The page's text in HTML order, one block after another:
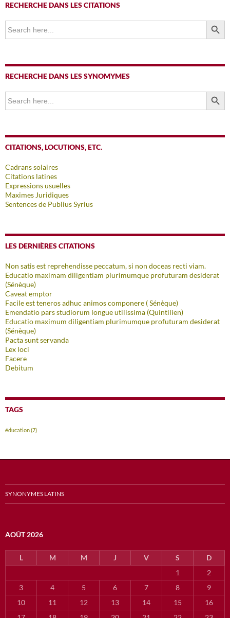
RECHERCHE DANS LES CITATIONS
Search
for:
SEARCH
RECHERCHE DANS LES SYNOMYMES
Search
for:
SEARCH
CITATIONS, LOCUTIONS, ETC.
Cadrans solaires
Citations latines
Expressions usuelles
Maximes Juridiques
Sentences de Publius Syrius
LES DERNIÈRES CITATIONS
Non satis est reprehendisse peccatum, si non doceas recti viam.
Educatio maximam diligentiam plurimumque profuturam desiderat
(Sénèque)
Caveat emptor
Facile est teneros adhuc animos componere ( Sénèque)
Emendatio pars studiorum longue utilissima (Quintilien)
Educatio maximum diligentiam plurimumque profuturam desiderat
(Sénèque)
Pacta sunt servanda
Lex loci
Facere
Debitum
TAGS
éducation(7)
SYNONYMES LATINS
AOÛT 2026
L M M J V S
D
1
2
3
4 5 6 7 8
9
10
11 12 13 14 15
16